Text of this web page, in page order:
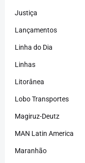
Justiça
Lançamentos
Linha do Dia
Linhas
Litorânea
Lobo Transportes
Magiruz-Deutz
MAN Latin America
Maranhão